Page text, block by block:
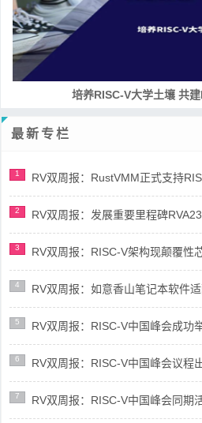
RISC-V处理器设
最新专栏
1 RV双周报：RustVMM正式支持
2 RV双周报：发展重要里程碑
3 RV双周报：RISC-V架构现颠覆性
4 RV双周报：如意香山笔记本软件
5 RV双周报：RISC-V中国峰会成功
6 RV双周报：RISC-V中国峰会议程
7 RV双周报：RISC-V中国峰会同期